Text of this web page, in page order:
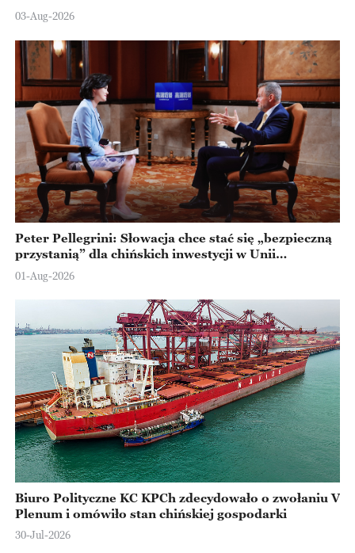
Ningbo
03-Aug-2026
Peter Pellegrini: Słowacja chce stać się „bezpieczną
przystanią” dla chińskich inwestycji w Unii
Europejskiej
01-Aug-2026
Biuro Polityczne KC KPCh zdecydowało o zwołaniu V
Plenum i omówiło stan chińskiej gospodarki
30-Jul-2026